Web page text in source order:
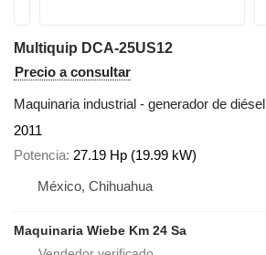
Multiquip DCA-25US12
Precio a consultar
Maquinaria industrial - generador de diésel
2011
Potencia 27.19 Hp (19.99 kW)
México, Chihuahua
Maquinaria Wiebe Km 24 Sa